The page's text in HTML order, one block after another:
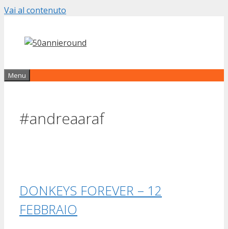
Vai al contenuto
Menu
#andreaaraf
DONKEYS FOREVER – 12
FEBBRAIO